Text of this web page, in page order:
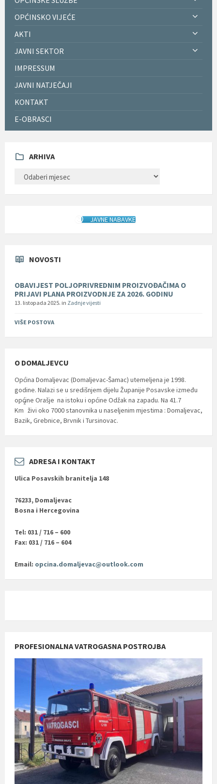
OPĆINSKO VIJEĆE
AKTI
JAVNI SEKTOR
IMPRESSUM
JAVNI NATJEČAJI
KONTAKT
E-OBRASCI
ARHIVA
JAVNE NABAVKE
NOVOSTI
OBAVIJEST POLJOPRIVREDNIM PROIZVOĐAČIMA O
PRIJAVI PLANA PROIZVODNJE ZA 2026. GODINU
13. listopada 2025. in Zadnje vijesti
VIŠE POSTOVA
O DOMALJEVCU
Općina Domaljevac (Domaljevac-Šamac) utemeljena je 1998.
godine. Nalazi se u središnjem dijelu Županije Posavske između
općine Orašje na istoku i općine Odžak na zapadu. Na 41.7
Km
2
živi oko 7000 stanovnika u naseljenim mjestima : Domaljevac,
Bazik, Grebnice, Brvnik i Tursinovac.
ADRESA I KONTAKT
Ulica Posavskih branitelja 148
76233, Domaljevac
Bosna i Hercegovina
Tel: 031 / 716 – 600
Fax: 031 / 716 – 604
Email: opcina.domaljevac@outlook.com
PROFESIONALNA VATROGASNA POSTROJBA